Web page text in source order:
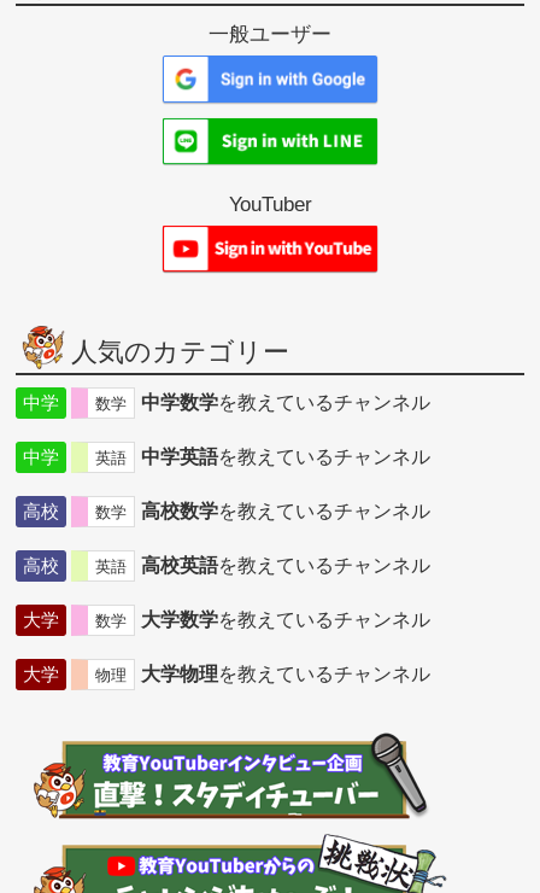
一般ユーザー
YouTuber
人気のカテゴリー
中学 数学 中学数学を教えているチャンネル
中学 英語 中学英語を教えているチャンネル
高校 数学 高校数学を教えているチャンネル
高校 英語 高校英語を教えているチャンネル
大学 数学 大学数学を教えているチャンネル
大学 物理 大学物理を教えているチャンネル